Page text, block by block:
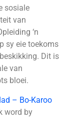
sosiale
van
‘n
sy eie toekoms
Dit is
van
bloei.
– Bo-Karoo
word by